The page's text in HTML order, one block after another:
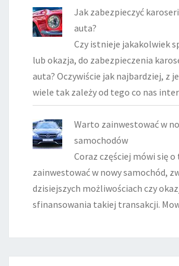
Jak zabezpieczyć
auta?
Czy istnieje jakakolwiek
lub okazja, do zabezpieczenia
auta? Oczywiście jak najbardziej, z
wiele tak zależy od tego co nas
Warto zainwestować w
samochodów
Coraz częściej mówi się
zainwestować w nowy samochód,
dzisiejszych możliwościach czy
sfinansowania takiej transakcji.